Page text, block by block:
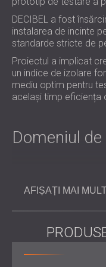
PENTRU
IZOLARE
PENTRU SĂLI
SOLUȚII DE
PENTRU
IZOLARE
UNITĂȚI DE
PENTRU
MEDICALĂ
SOLUȚII DE
PENTRU
POLAND
FINLAND
РОССИЯ
USA (US)
SOUTH
DECIBEL a fost
instalarea de incinte
standarde stricte de
Proiectul a implicat
un indice de izolare
mediu optim pentru
același timp eficiența
Domeniul
personalizate,
Selecția
perforate pentru
a ușilor glisante
AFIȘAȚI MAI